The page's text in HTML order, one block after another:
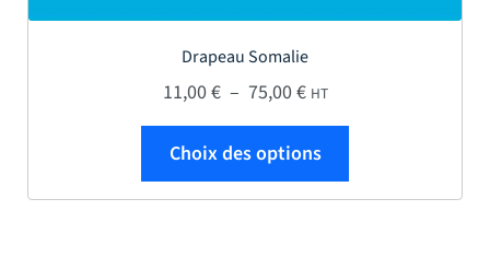
Drapeau Somalie
11,00€ – 75,00€Plage de prix : 11,00 €
HT
Choix des options